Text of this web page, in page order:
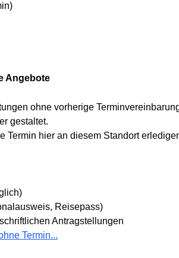
Angebote
ohne vorherige
gestaltet.
Termin hier an diesem Standort
Reisepass)
Antragstellungen
Termin...